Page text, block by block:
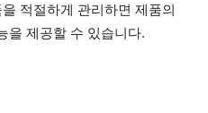
적절하게 관리하면 제품의
을 제공할 수 있습니다.